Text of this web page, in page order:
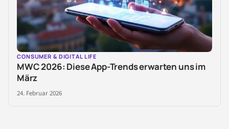
CONSUMER & DIGITAL LIFE
MWC 2026: Diese App-Trends erwarten uns im
März
24. Februar 2026